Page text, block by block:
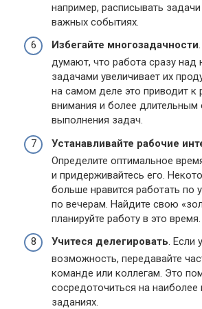
например, расписывать
важных событиях.
Избегайте многозадачности
думают, что работа сразу над
задачами увеличивает их
на самом деле это приводит к
внимания и более длительным
выполнения задач.
Устанавливайте рабочие
Определите оптимальное
и придерживайтесь его.
больше нравится работать по
по вечерам. Найдите свою
планируйте работу в это время.
Учитеся делегировать. Если
возможность, передавайте
команде или коллегам. Это
сосредоточиться на
заданиях.